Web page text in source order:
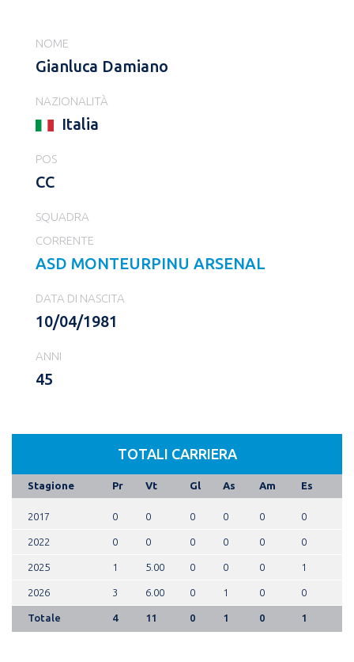
NOME
Gianluca Damiano
NAZIONALITÀ
Italia
POS
CC
SQUADRA
CORRENTE
ASD MONTEURPINU ARSENAL
DATA DI NASCITA
10/04/1981
ANNI
45
TOTALI CARRIERA
Stagione Pr Vt Gl As Am Es
2017 0 0 0 0 0 0
2022 0 0 0 0 0 0
2025 1 5.00 0 0 0 1
2026 3 6.00 0 1 0 0
Totale 4 11 0 1 0 1